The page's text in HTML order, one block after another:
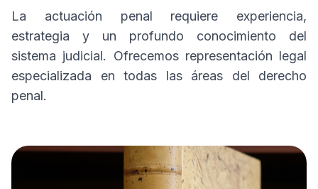
La actuación penal requiere experiencia,
estrategia y un profundo conocimiento del
sistema judicial. Ofrecemos representación legal
especializada en todas las áreas del derecho
penal.